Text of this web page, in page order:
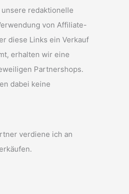
redaktionelle
von Affiliate-
diese Links ein Verkauf
erhalten wir eine
Partnershops.
dabei keine
verdiene ich an